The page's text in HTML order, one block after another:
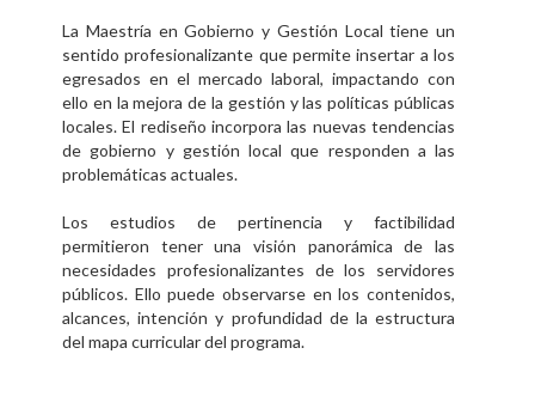
La Maestría en Gobierno y Gestión Local tiene un
sentido profesionalizante que permite insertar a los
egresados en el mercado laboral, impactando con
ello en la mejora de la gestión y las políticas públicas
locales. El rediseño incorpora las nuevas tendencias
de gobierno y gestión local que responden a las
problemáticas actuales.
Los estudios de pertinencia y factibilidad
permitieron tener una visión panorámica de las
necesidades profesionalizantes de los servidores
públicos. Ello puede observarse en los contenidos,
alcances, intención y profundidad de la estructura
del mapa curricular del programa.